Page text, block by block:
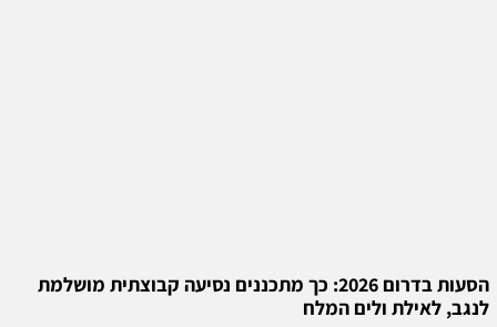
הסעות בדרום 2026: כך מתכננים נסיעה קבוצתית מושלמת
לנגב, לאילת ולים המלח